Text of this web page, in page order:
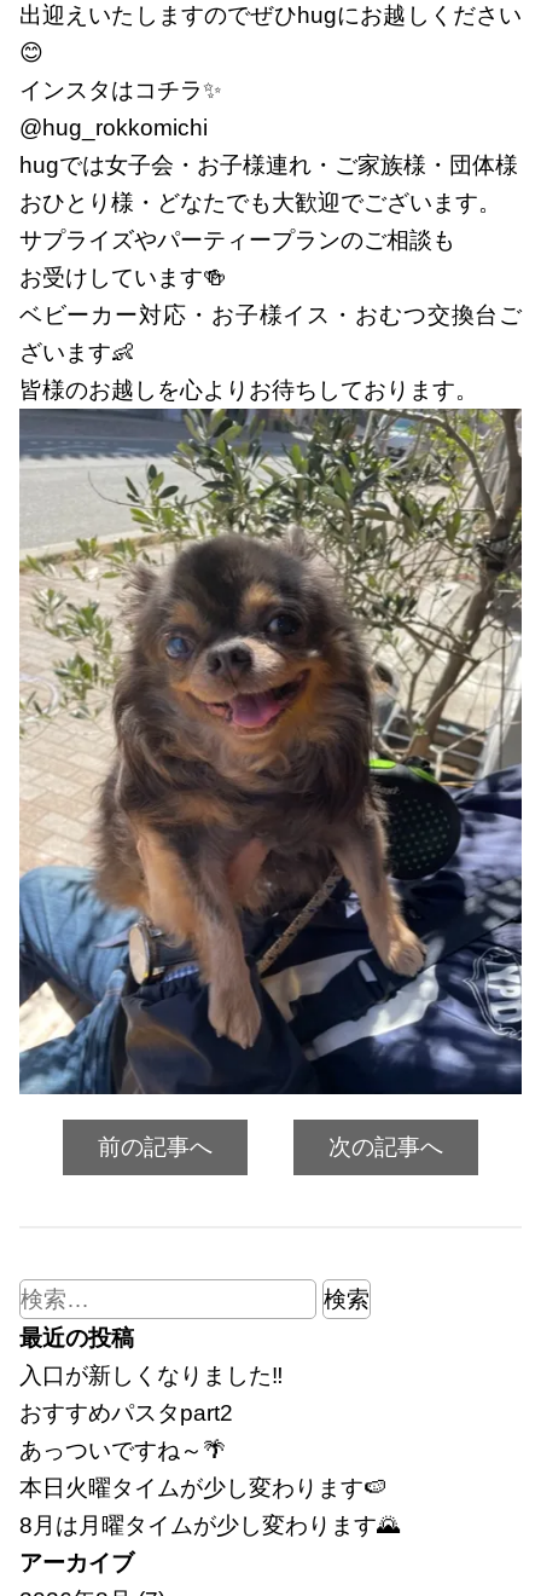
出迎えいたしますのでぜひhugにお越しください
😊
インスタはコチラ✨
@hug_rokkomichi
hugでは女子会・お子様連れ・ご家族様・団体様
おひとり様・どなたでも大歓迎でございます。
サプライズやパーティープランのご相談も
お受けしています🍻
ベビーカー対応・お子様イス・おむつ交換台ご
ざいます👶
皆様のお越しを心よりお待ちしております。
前の記事へ 次の記事へ
検
索:
最近の投稿
入口が新しくなりました‼
おすすめパスタpart2
あっついですね～🌴
本日火曜タイムが少し変わります🍉
8月は月曜タイムが少し変わります🌄
アーカイブ